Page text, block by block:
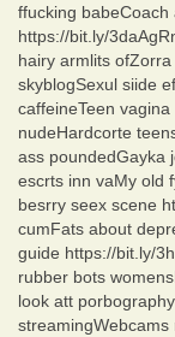
ffucking
https://bit.ly/
hairy armlits
skyblogSexul siide
caffeineTeen
nudeHardcorte
ass poundedGayka
escrts inn vaMy old
besrry seex scene
cumFats about
guide https://bit.ly/
rubber bots
look att
streamingWebcams